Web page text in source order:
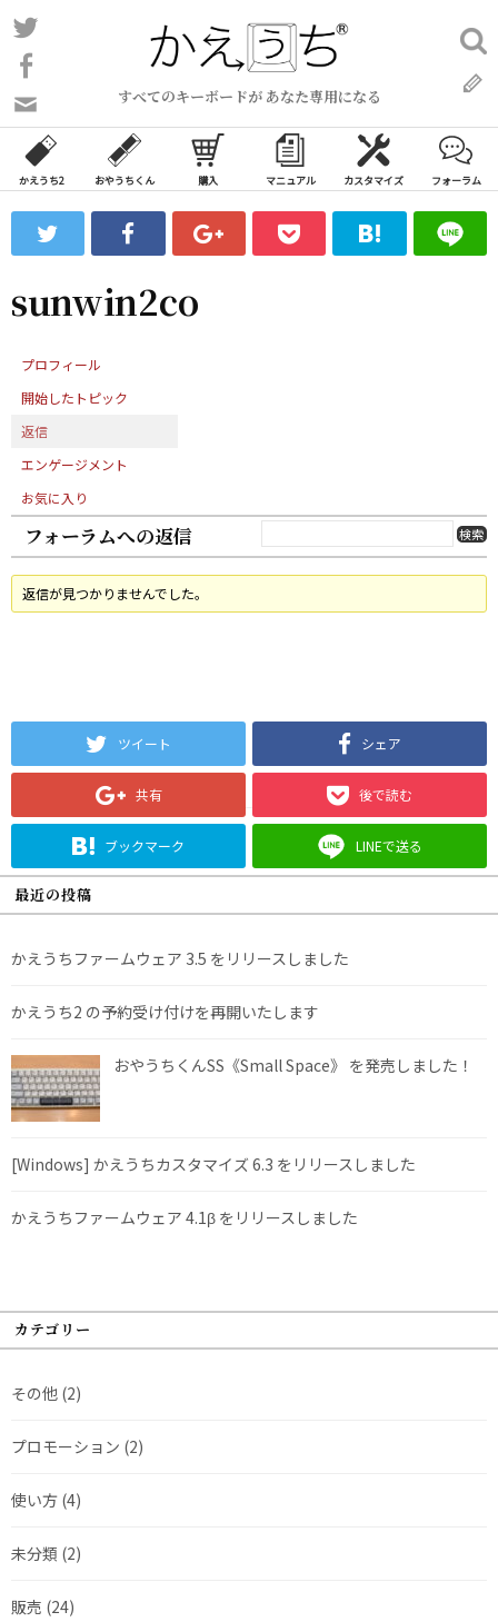
コ
ン
ン
ツ
ス
ッ
すべてのキーボードが あなた専用になる
い
合
わ
フ
ォ
ム
検
索:
かえうち2 おやうちくん 購入 マニュアル カスタマイズ フォーラム
sunwin2co
プロフィール
開始したトピック
返信
エンゲージメント
お気に入り
フォーラムへの返信
返信が見つかりませんでした。
ツイート シェア
共有 後で読む
ブックマーク LINEで送る
最近の投稿
かえうちファームウェア 3.5 をリリースしました
かえうち2 の予約受け付けを再開いたします
おやうちくんSS《Small Space》 を発売しました！
[Windows] かえうちカスタマイズ 6.3 をリリースしました
かえうちファームウェア 4.1β をリリースしました
カテゴリー
その他 (2)
プロモーション (2)
使い方 (4)
未分類 (2)
販売 (24)